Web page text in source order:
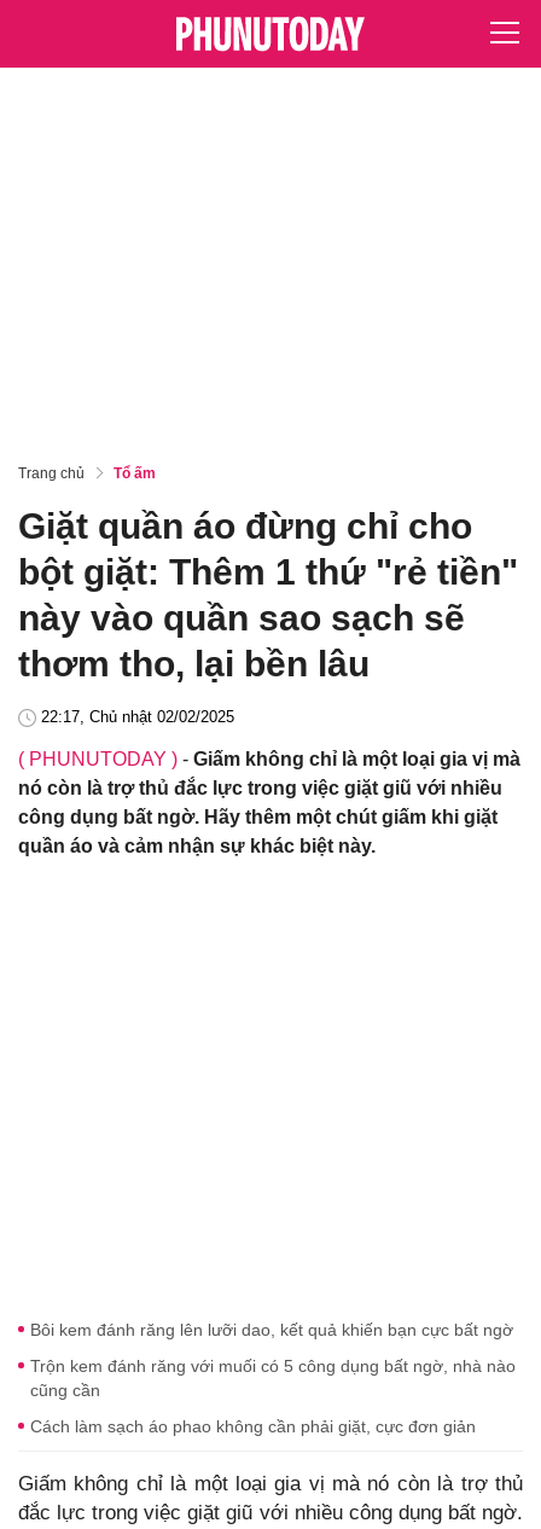
Trang chủ Tổ ấm
Giặt quần áo đừng chỉ cho
bột giặt: Thêm 1 thứ "rẻ tiền"
này vào quần sao sạch sẽ
thơm tho, lại bền lâu
22:17, Chủ nhật 02/02/2025
( PHUNUTODAY ) - Giấm không chỉ là một loại gia vị mà
nó còn là trợ thủ đắc lực trong việc giặt giũ với nhiều
công dụng bất ngờ. Hãy thêm một chút giấm khi giặt
quần áo và cảm nhận sự khác biệt này.
Bôi kem đánh răng lên lưỡi dao, kết quả khiến bạn cực bất ngờ
Trộn kem đánh răng với muối có 5 công dụng bất ngờ, nhà nào
cũng cần
Cách làm sạch áo phao không cần phải giặt, cực đơn giản
Giấm không chỉ là một loại gia vị mà nó còn là trợ thủ
đắc lực trong việc giặt giũ với nhiều công dụng bất ngờ.